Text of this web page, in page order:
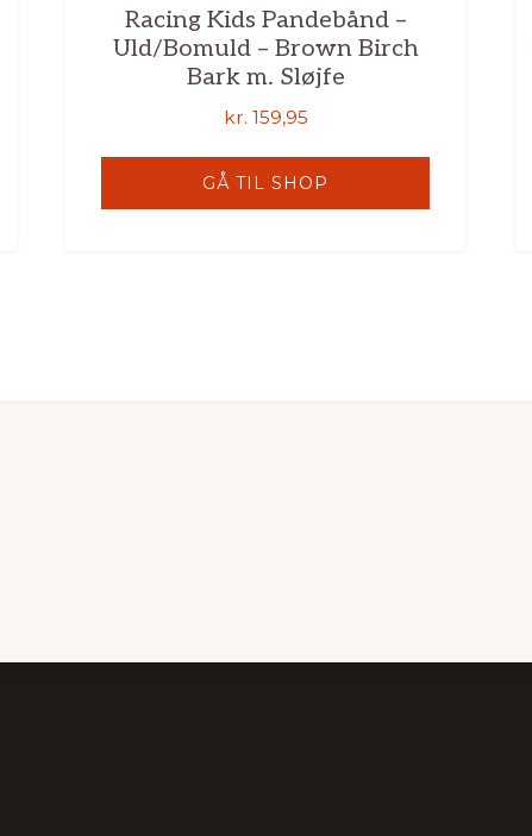
Racing Kids Pandebånd –
Uld/Bomuld – Brown Birch
Bark m. Sløjfe
kr. 159,95
GÅ TIL SHOP